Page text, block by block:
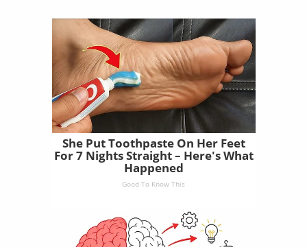
She Put Toothpaste On Her Feet
For 7 Nights Straight – Here's What
Happened
Good To Know This